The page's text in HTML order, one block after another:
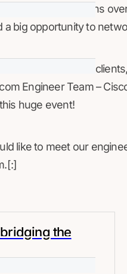
of different sessions
a big opportunity to
for all CISCO
Engineer Team –
huge event!
like to meet our
the